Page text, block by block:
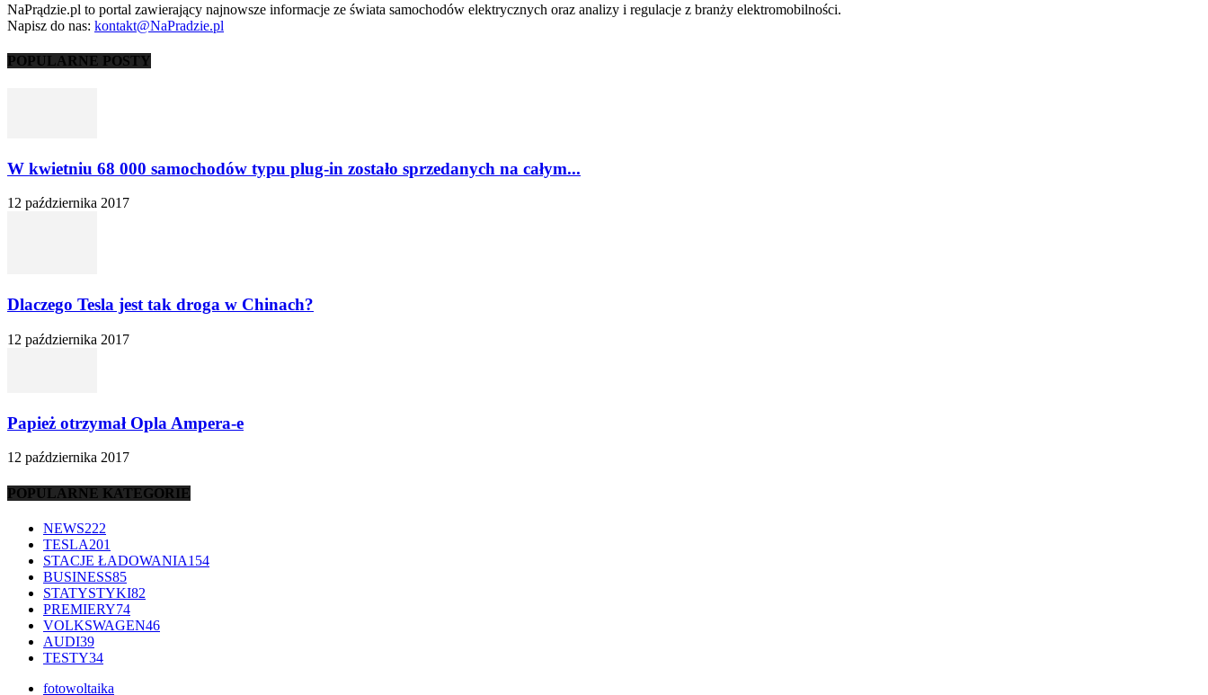
NaPrądzie.pl to portal zawierający najnowsze informacje ze świata samochodów elektrycznych oraz analizy i regulacje z branży elektromobilności.
Napisz do nas: kontakt@NaPradzie.pl
POPULARNE POSTY
W kwietniu 68 000 samochodów typu plug-in zostało sprzedanych na całym...
12 października 2017
Dlaczego Tesla jest tak droga w Chinach?
12 października 2017
Papież otrzymał Opla Ampera-e
12 października 2017
POPULARNE KATEGORIE
NEWS222
TESLA201
STACJE ŁADOWANIA154
BUSINESS85
STATYSTYKI82
PREMIERY74
VOLKSWAGEN46
AUDI39
TESTY34
fotowoltaika